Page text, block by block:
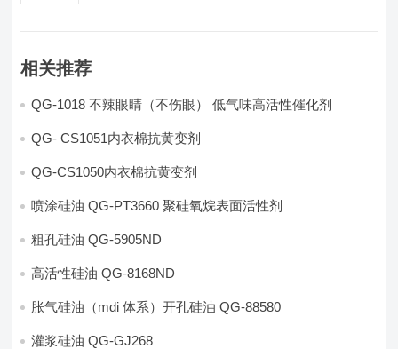
相关推荐
QG-1018 不辣眼睛（不伤眼） 低气味高活性催化剂
QG- CS1051内衣棉抗黄变剂
QG-CS1050内衣棉抗黄变剂
喷涂硅油 QG-PT3660 聚硅氧烷表面活性剂
粗孔硅油 QG-5905ND
高活性硅油 QG-8168ND
胀气硅油（mdi 体系）开孔硅油 QG-88580
灌浆硅油 QG-GJ268